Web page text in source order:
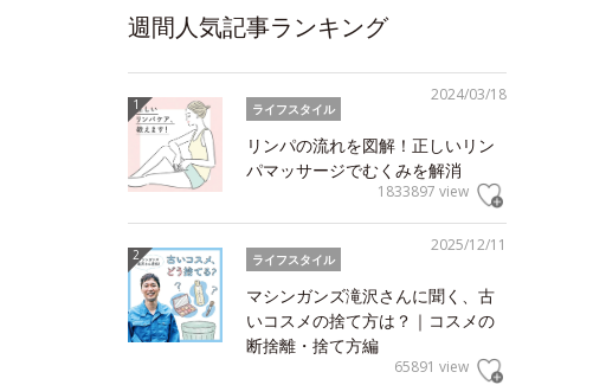
週間人気記事ランキング
2024/03/18
ライフスタイル
リンパの流れを図解！正しいリン
パマッサージでむくみを解消
1833897 view
2025/12/11
ライフスタイル
マシンガンズ滝沢さんに聞く、古
いコスメの捨て方は？｜コスメの
断捨離・捨て方編
65891 view